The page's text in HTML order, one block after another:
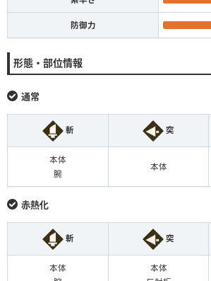
防御力
形態・部位情報
通常
斬 突
本体
腕
本体
赤熱化
斬 突
本体
本体